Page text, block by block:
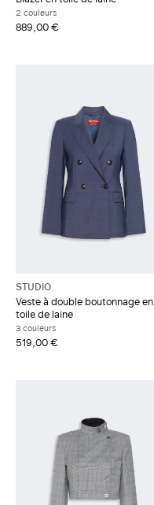
2 couleurs
889,00 €
STUDIO
Veste à double boutonnage en
toile de laine
3 couleurs
519,00 €